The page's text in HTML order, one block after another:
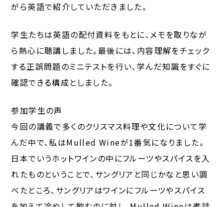
がら英語で紹介していただきました。
学生たちは英語の配付資料をもとに、メモを取りなが
ら熱心に聴講しました。最後には、内容理解をチェック
する正誤問題のミニテストを行い、学んだ知識をすぐに
確認できる構成としました。
参加学生の声
今回の講義で多くのクリスマス料理や文化について学
んだ中で、私はMulled Wineが1番気になりました。
日本でいうホットワインの中にフルーツやスパイスを入
れたものということで、サングリアと同じかなと思い調
べたところ、サングリアはワインにフルーツやスパイス